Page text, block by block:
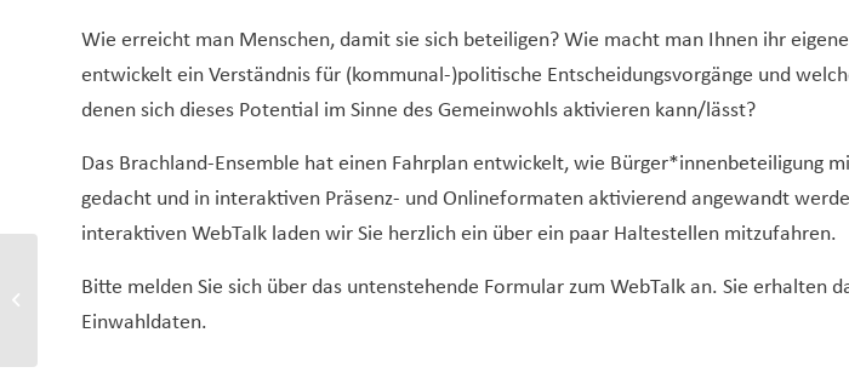
Wie erreicht man Menschen, damit sie sich beteiligen? Wie macht man Ihnen ihr
entwickelt ein Verständnis für (kommunal-)politische Entscheidungsvorgänge und
denen sich dieses Potential im Sinne des Gemeinwohls aktivieren kann/lässt?
Das Brachland-Ensemble hat einen Fahrplan entwickelt, wie Bürger*innenbeteiligung
gedacht und in interaktiven Präsenz- und Onlineformaten aktivierend angewandt
interaktiven WebTalk laden wir Sie herzlich ein über ein paar Haltestellen mitzufahren.
Bitte melden Sie sich über das untenstehende Formular zum WebTalk an. Sie erhalten
Einwahldaten.
Formate und Best...